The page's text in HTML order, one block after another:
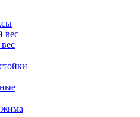
вес
жима